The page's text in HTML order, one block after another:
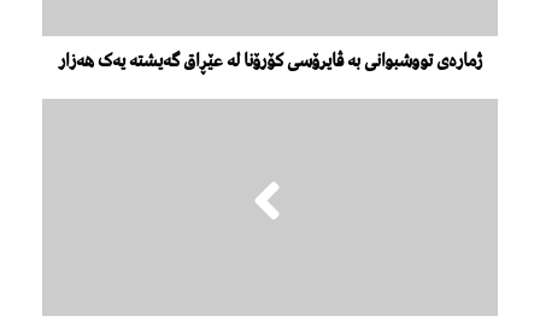
ژمارەی تووشبوانی بە ڤایرۆسی کۆرۆنا لە عێڕاق گەیشتە یەک هەزار